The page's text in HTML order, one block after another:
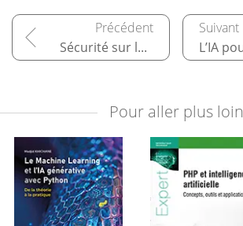
Sécurité sur les applications avec l’IA générative
Pour aller plus loin